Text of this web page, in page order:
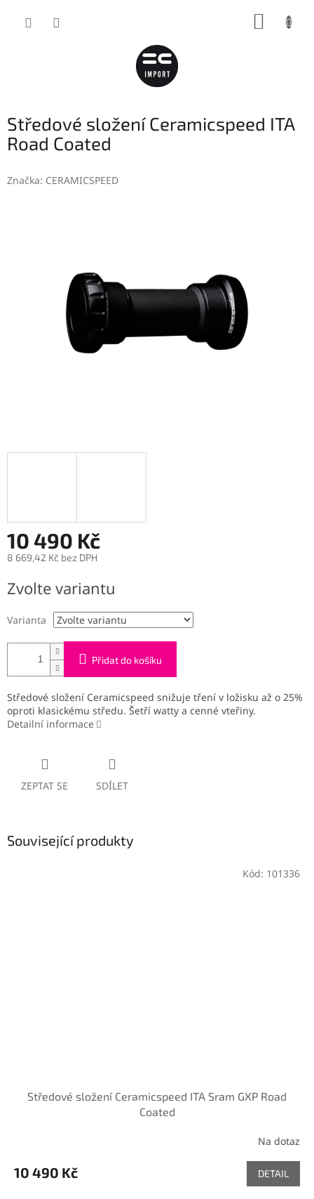
Středové složení Ceramicspeed ITA
Road Coated
Značka: CERAMICSPEED
10 490 Kč
8 669,42 Kč bez DPH
cena:
Zvolte variantu
Varianta
Přidat do košíku
Středové složení Ceramicspeed snižuje tření v ložisku až o 25%
oproti klasickému středu. Šetří watty a cenné vteřiny.
Detailní informace
ZEPTAT SE SDÍLET
Související produkty
Středové složení Ceramicspeed ITA Sram GXP Road
Coated
Na dotaz
10 490 Kč DETAIL
Kód: 101336